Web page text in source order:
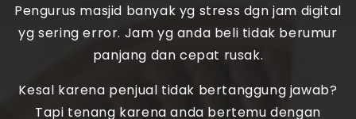
Pengurus masjid banyak yg stress dgn jam digital
yg sering error. Jam yg anda beli tidak berumur
panjang dan cepat rusak.
Kesal karena penjual tidak bertanggung jawab?
Tapi tenang karena anda bertemu dengan